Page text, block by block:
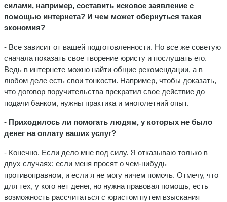
силами, например, составить исковое заявление с
помощью интернета? И чем может обернуться такая
экономия?
- Все зависит от вашей подготовленности. Но все же советую
сначала показать свое творение юристу и послушать его.
Ведь в интернете можно найти общие рекомендации, а в
любом деле есть свои тонкости. Например, чтобы доказать,
что договор поручительства прекратил свое действие до
подачи банком, нужны практика и многолетний опыт.
- Приходилось ли помогать людям, у которых не было
денег на оплату ваших услуг?
- Конечно. Если дело мне под силу. Я отказываю только в
двух случаях: если меня просят о чем-нибудь
противоправном, и если я не могу ничем помочь. Отмечу, что
для тех, у кого нет денег, но нужна правовая помощь, есть
возможность рассчитаться с юристом путем взыскания